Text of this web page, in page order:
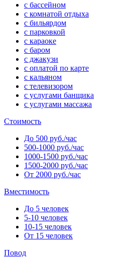
с бассейном
с комнатой отдыха
с бильярдом
с парковкой
с караоке
с баром
с джакузи
с оплатой по карте
с кальяном
с телевизором
с услугами банщика
с услугами массажа
Стоимость
До 500 руб./час
500-1000 руб./час
1000-1500 руб./час
1500-2000 руб./час
От 2000 руб./час
Вместимость
До 5 человек
5-10 человек
10-15 человек
От 15 человек
Повод